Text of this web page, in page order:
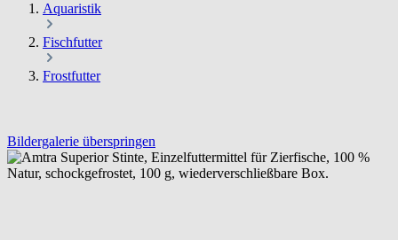
Aquaristik
Fischfutter
Frostfutter
Bildergalerie überspringen